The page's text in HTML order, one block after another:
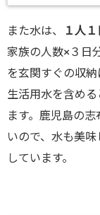
また水は、 １人
家族の人数×３日
を玄関すぐの収
生活用水を含め
ます。鹿児島の
いので、水も美
しています。